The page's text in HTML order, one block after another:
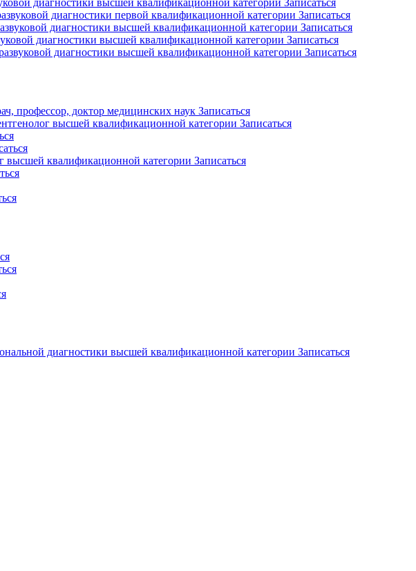
диагностики высшей квалификационной категории Записаться
диагностики первой квалификационной категории Записаться
диагностики высшей квалификационной категории Записаться
диагностики высшей квалификационной категории Записаться
диагностики высшей квалификационной категории Записаться
профессор, доктор медицинских наук Записаться
высшей квалификационной категории Записаться
высшей квалификационной категории Записаться
диагностики высшей квалификационной категории Записаться